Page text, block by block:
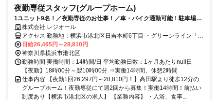
夜勤専従スタッフ(グループホーム)
1ユニット9名！／夜勤専従のお仕事！／車・バイク通勤可能！駐車場無
料！株式会社 レジオール
アクセス 勤務地：横浜市港北区日吉本町6丁目 ・グリーンライン「高
田駅」より徒歩12分
日給26,465円～28,810円
神奈川県横浜市港北区
勤務時間 実働時間：14時間/日 平均勤務日数：1ヶ月あたりnull日
【夜勤】18時00分～翌10時00分 ⇒実働14時間、休憩2時間
仕事内容 【夜勤1回26,297円～28,810円！】高田駅より徒歩12分の
グループホーム！夜勤専従にて週2回から募集！実働14時間！前払い
制度あり【横浜市港北区の求人】 【業務内容】 ・入浴、食事...